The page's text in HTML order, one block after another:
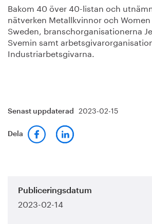
Bakom 40 över 40-listan och
nätverken Metallkvinnor och
Sweden, branschorganisationerna
Svemin samt
Industriarbetsgivarna.
Senast uppdaterad 2023-02-15
Dela
Publiceringsdatum
2023-02-14